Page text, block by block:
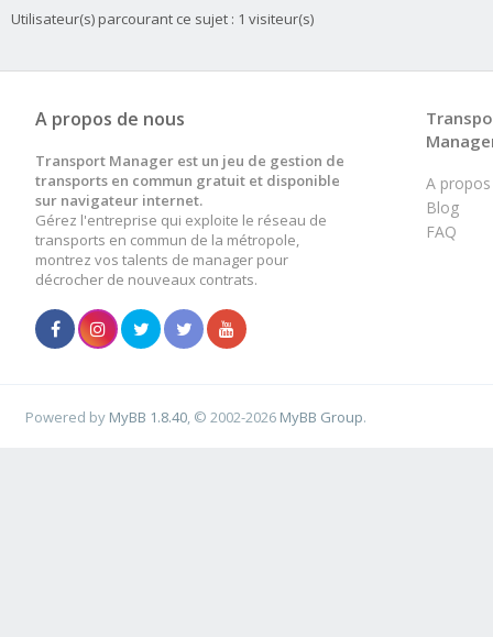
Utilisateur(s) parcourant ce sujet : 1 visiteur(s)
A propos de nous
Transport Manager est un jeu de gestion de
transports en commun gratuit et disponible
sur navigateur internet.
Gérez l'entreprise qui exploite le réseau de
transports en commun de la métropole,
montrez vos talents de manager pour
décrocher de nouveaux contrats.
A propos
Blog
FAQ
Powered by MyBB 1.8.40 , © 2002-2026 MyBB Group.